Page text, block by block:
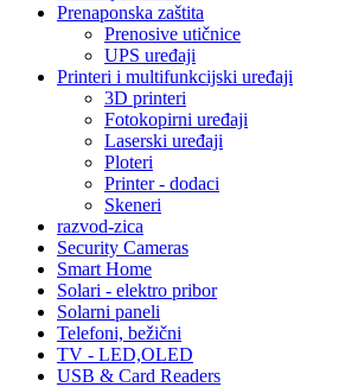
Prenaponska zaštita
Prenosive utičnice
UPS uređaji
Printeri i multifunkcijski uređaji
3D printeri
Fotokopirni uređaji
Laserski uređaji
Ploteri
Printer - dodaci
Skeneri
razvod-zica
Security Cameras
Smart Home
Solari - elektro pribor
Solarni paneli
Telefoni, bežični
TV - LED,OLED
USB & Card Readers